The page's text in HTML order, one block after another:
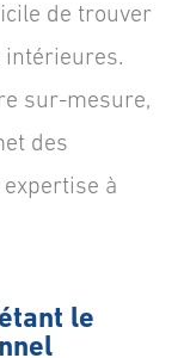
de trouver
intérieures.
sur-mesure,
des
à
le